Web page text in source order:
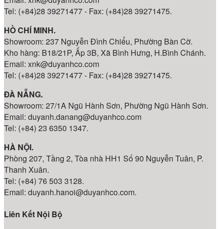
Tel: (+84)28 39271477 - Fax: (+84)28 39271475.
HỒ CHÍ MINH.
Showroom: 237 Nguyễn Đình Chiểu, Phường Bàn Cờ.
Kho hàng: B18/21P, Ấp 3B, Xã Bình Hưng, H.Bình Chánh.
Email: xnk@duyanhco.com
Tel: (+84)28 39271477 - Fax: (+84)28 39271475.
ĐÀ NẴNG.
Showroom: 27/1A Ngũ Hành Sơn, Phường Ngũ Hành Sơn.
Email: duyanh.danang@duyanhco.com
Tel: (+84) 23 6350 1347.
HÀ NỘI.
Phòng 207, Tầng 2, Tòa nhà HH1 Số 90 Nguyễn Tuân, P.
Thanh Xuân.
Tel: (+84) 76 503 3128.
Email: duyanh.hanoi@duyanhco.com.
Liên Kết Nội Bộ